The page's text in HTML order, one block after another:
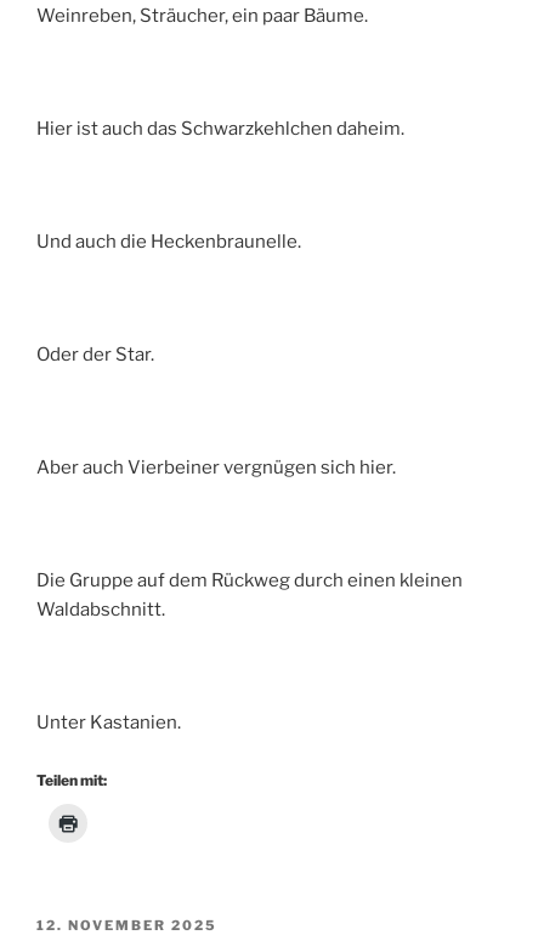
Weinreben, Sträucher, ein paar Bäume.
Hier ist auch das Schwarzkehlchen daheim.
Und auch die Heckenbraunelle.
Oder der Star.
Aber auch Vierbeiner vergnügen sich hier.
Die Gruppe auf dem Rückweg durch einen kleinen
Waldabschnitt.
Unter Kastanien.
Teilen mit:
VERÖFFENTLICHT
12. NOVEMBER 2025